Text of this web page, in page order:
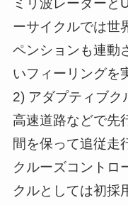
ミリ波レーダーと
ーサイクルでは世
ペンションも連動
いフィーリングを
2) アダプティブク
高速道路などで先
間を保って追従走
クルーズコントロ
クルとしては初採